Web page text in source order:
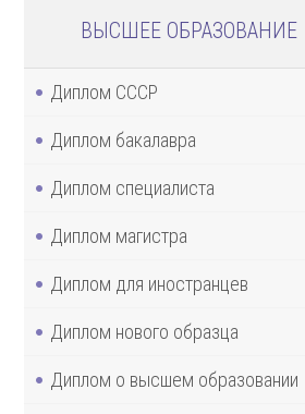
ВЫСШЕЕ ОБРАЗОВАНИЕ
Диплом СССР
Диплом бакалавра
Диплом специалиста
Диплом магистра
Диплом для иностранцев
Диплом нового образца
Диплом о высшем образовании